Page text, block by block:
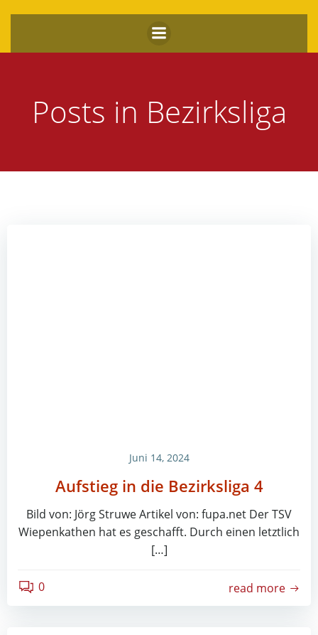
Inhalt
springen
Posts in Bezirksliga
Juni 14, 2024
Aufstieg in die Bezirksliga 4
Bild von: Jörg Struwe Artikel von: fupa.net Der TSV
Wiepenkathen hat es geschafft. Durch einen letztlich
[…]
0 read more